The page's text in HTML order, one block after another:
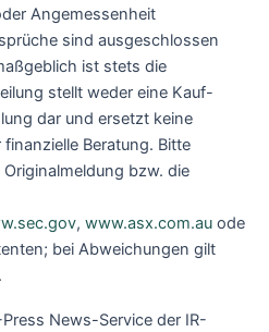
Angemessenheit
sind ausgeschlossen
ist stets die
stellt weder eine Kauf-
dar und ersetzt keine
Beratung. Bitte
bzw. die
, www.asx.com.au ode
bei Abweichungen gilt
News-Service der IR-